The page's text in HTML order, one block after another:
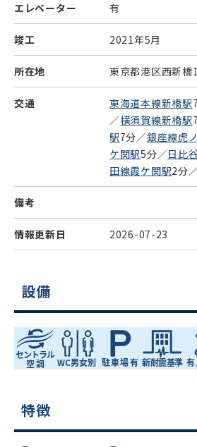
エレベーター 有
竣工 2021年5月
所在地 東京都港区西新橋
交通 東海道本線新橋駅
／横須賀線新橋駅
駅7分／銀座線虎
ケ関駅5分／日比
田線霞ケ関駅2分
備考
情報更新日 2026-07-23
設備
特徴